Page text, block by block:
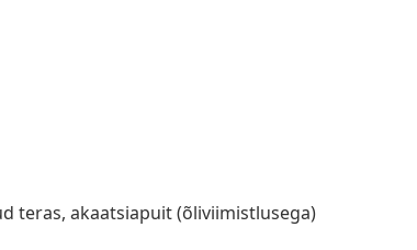
teras, akaatsiapuit (õliviimistlusega)